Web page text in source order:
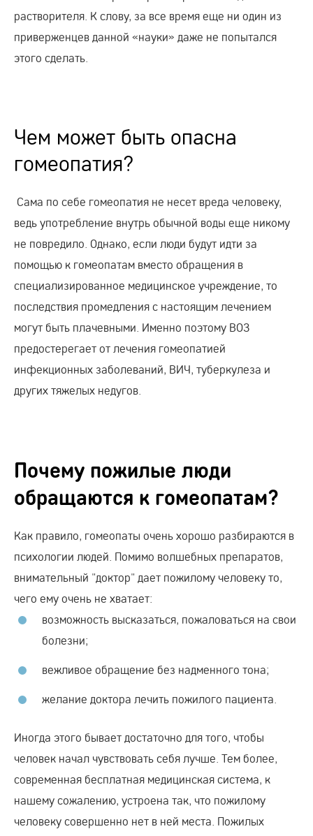
растворителя. К слову, за все время еще ни один из
приверженцев данной «науки» даже не попытался
этого сделать.
Чем может быть опасна
гомеопатия?
Сама по себе гомеопатия не несет вреда человеку,
ведь употребление внутрь обычной воды еще никому
не повредило. Однако, если люди будут идти за
помощью к гомеопатам вместо обращения в
специализированное медицинское учреждение, то
последствия промедления с настоящим лечением
могут быть плачевными. Именно поэтому ВОЗ
предостерегает от лечения гомеопатией
инфекционных заболеваний, ВИЧ, туберкулеза и
других тяжелых недугов.
Почему пожилые люди
обращаются к гомеопатам?
Как правило, гомеопаты очень хорошо разбираются в
психологии людей. Помимо волшебных препаратов,
внимательный "доктор" дает пожилому человеку то,
чего ему очень не хватает:
возможность высказаться, пожаловаться на свои
болезни;
вежливое обращение без надменного тона;
желание доктора лечить пожилого пациента.
Иногда этого бывает достаточно для того, чтобы
человек начал чувствовать себя лучше. Тем более,
современная бесплатная медицинская система, к
нашему сожалению, устроена так, что пожилому
человеку совершенно нет в ней места. Пожилых